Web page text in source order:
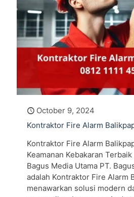
October 9, 2024
Kontraktor Fire Alarm
Kontraktor Fire Alarm
Keamanan Kebakaran
Bagus Media Utama PT.
adalah Kontraktor Fire Alarm
menawarkan solusi modern